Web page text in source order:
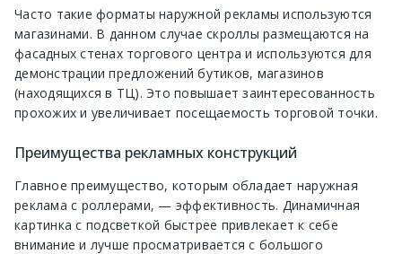
Часто такие форматы наружной рекламы используются
магазинами. В данном случае скроллы размещаются на
фасадных стенах торгового центра и используются для
демонстрации предложений бутиков, магазинов
(находящихся в ТЦ). Это повышает заинтересованность
прохожих и увеличивает посещаемость торговой точки.
Преимущества рекламных конструкций
Главное преимущество, которым обладает наружная
реклама с роллерами, — эффективность. Динамичная
картинка с подсветкой быстрее привлекает к себе
внимание и лучше просматривается с большого